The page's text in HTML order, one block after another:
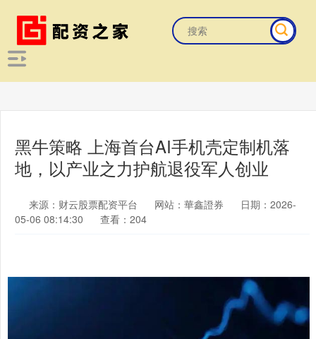
黑牛策略 上海首台AI手机壳定制机落
地，以产业之力护航退役军人创业
来源：财云股票配资平台 网站：華鑫證券
日期：2026-
05-06 08:14:30
查看：204